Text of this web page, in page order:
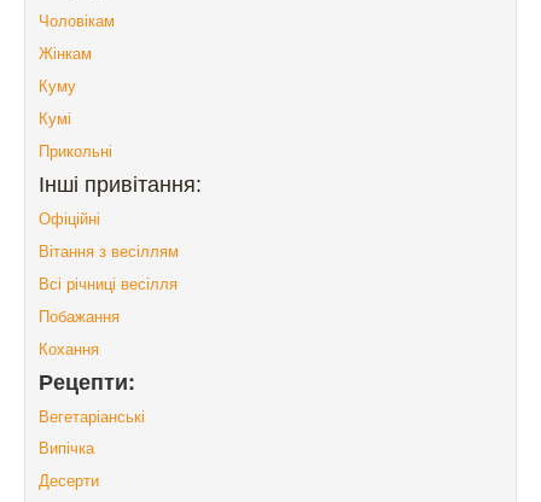
Чоловікам
Жінкам
Куму
Кумі
Прикольні
Інші привітання:
Офіційні
Вітання з весіллям
Всі річниці весілля
Побажання
Кохання
Рецепти:
Вегетаріанські
Випічка
Десерти